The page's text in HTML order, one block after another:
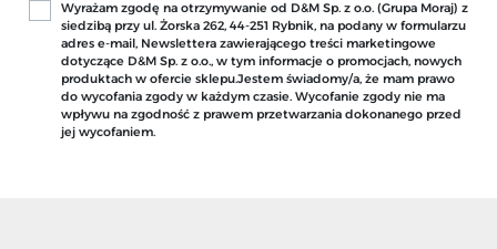
Wyrażam zgodę na otrzymywanie od D&M Sp. z o.o. (Grupa Moraj) z
siedzibą przy ul. Żorska 262, 44-251 Rybnik, na podany w formularzu
adres e-mail, Newslettera zawierającego treści marketingowe
dotyczące D&M Sp. z o.o., w tym informacje o promocjach, nowych
produktach w ofercie sklepu.Jestem świadomy/a, że mam prawo
do wycofania zgody w każdym czasie. Wycofanie zgody nie ma
wpływu na zgodność z prawem przetwarzania dokonanego przed
jej wycofaniem.